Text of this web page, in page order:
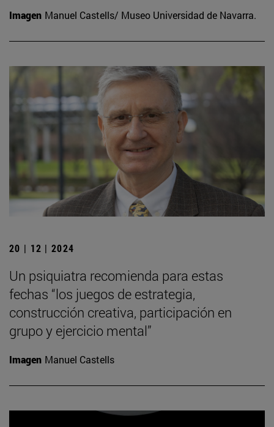
Imagen Manuel Castells/ Museo Universidad de Navarra.
20 | 12 | 2024
Un psiquiatra recomienda para estas
fechas “los juegos de estrategia,
construcción creativa, participación en
grupo y ejercicio mental”
Imagen Manuel Castells